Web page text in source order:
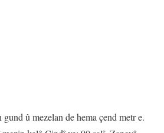
û mezelan de hema çend metr e.